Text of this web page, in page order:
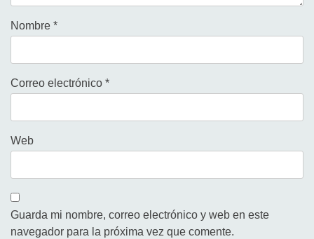
Nombre *
Correo electrónico *
Web
Guarda mi nombre, correo electrónico y web en este
navegador para la próxima vez que comente.